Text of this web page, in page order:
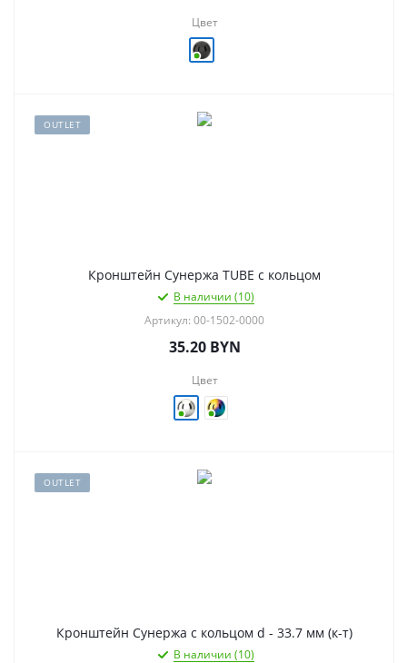
Цвет
OUTLET
Кронштейн Сунержа TUBE с кольцом
В наличии (10)
Артикул: 00-1502-0000
35.20BYN
Цвет
OUTLET
Кронштейн Сунержа с кольцом d - 33.7 мм (к-т)
В наличии (10)